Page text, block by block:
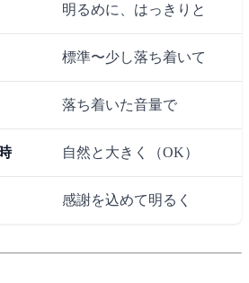
明るめに、はっきりと
標準〜少し落ち着いて
落ち着いた音量で
自然と大きく（OK）
感謝を込めて明るく